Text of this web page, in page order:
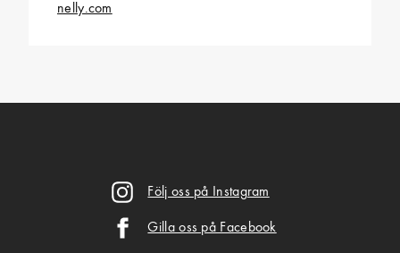
nelly.com
Följ oss på Instagram
Gilla oss på Facebook